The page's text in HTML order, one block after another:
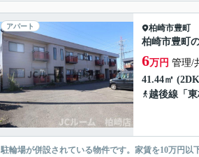
アパート 柏崎市豊町
柏崎市豊町
6万円 管理/
41.44㎡
越後線 「
駐輪場が併設されている物件です。家賃を10万円